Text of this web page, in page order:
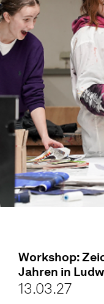
Workshop:
Jahren in
13.03.27